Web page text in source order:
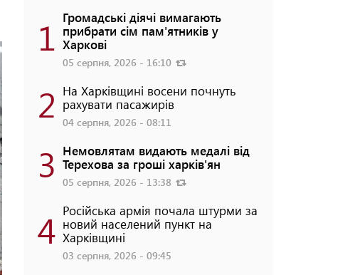
1 Громадські діячі вимагають
прибрати сім пам'ятників у
Харкові
05 серпня, 2026 - 16:10
2 На Харківщині восени почнуть
рахувати пасажирів
04 серпня, 2026 - 08:11
3 Немовлятам видають медалі від
Терехова за гроші харків'ян
05 серпня, 2026 - 13:38
4 Російська армія почала штурми за
новий населений пункт на
Харківщині
03 серпня, 2026 - 09:45